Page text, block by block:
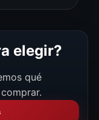
elegir?
qué